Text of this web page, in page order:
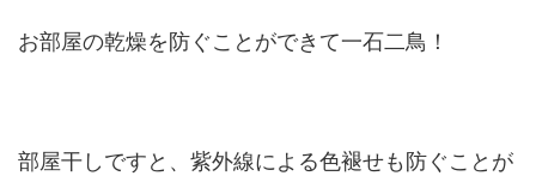
お部屋の乾燥を防ぐことができて一石二鳥！
部屋干しですと、紫外線による色褪せも防ぐことが